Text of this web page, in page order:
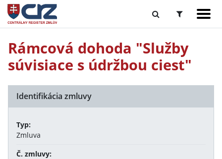
Rámcová dohoda "Služby
súvisiace s údržbou ciest"
Identifikácia zmluvy
Typ:
Zmluva
Č. zmluvy: